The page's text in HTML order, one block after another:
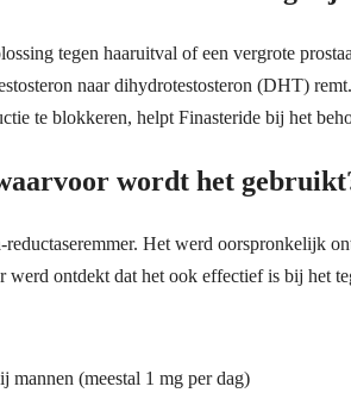
tegen haaruitval of een vergrote
naar dihydrotestosteron (DHT)
te blokkeren, helpt Finasteride bij het
wordt het
reductaseremmer. Het werd oorspronkelijk
werd ontdekt dat het ook effectief is bij het
mannen (meestal 1 mg per dag)